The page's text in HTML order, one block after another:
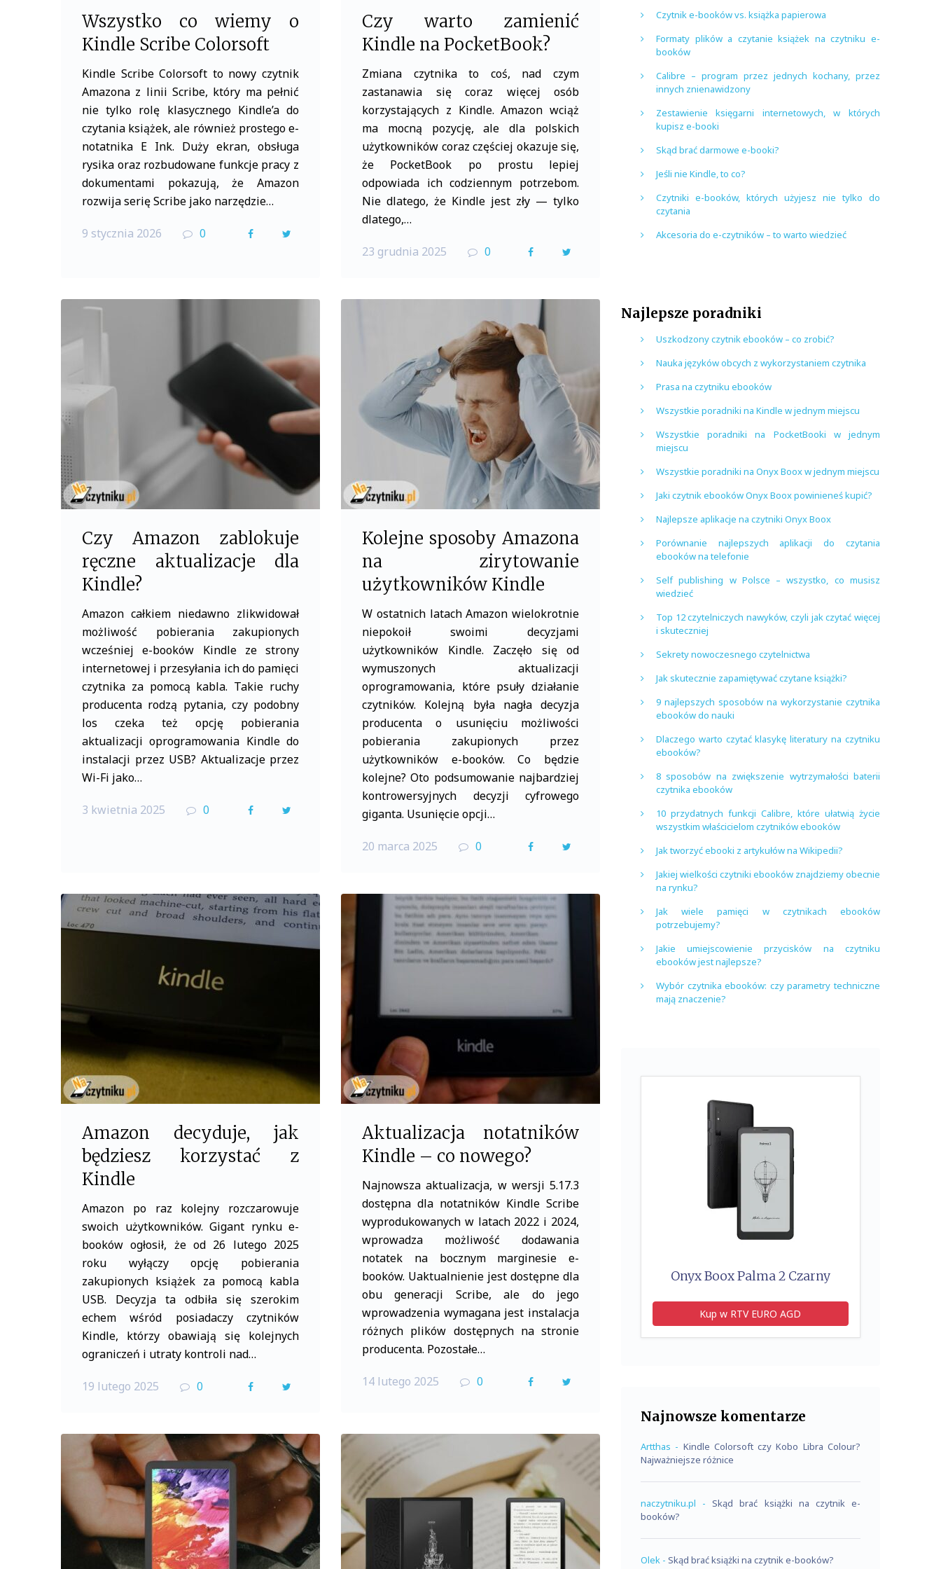
Wszystko co wiemy o
Kindle Scribe Colorsoft
Kindle Scribe Colorsoft to nowy czytnik
Amazona z linii Scribe, który ma pełnić
nie tylko rolę klasycznego Kindle’a do
czytania książek, ale również prostego e-
notatnika E Ink. Duży ekran, obsługa
rysika oraz rozbudowane funkcje pracy z
dokumentami pokazują, że Amazon
rozwija serię Scribe jako narzędzie…
9 stycznia 2026 0
F
o
e
r
Czy warto zamienić
Kindle na PocketBook?
Zmiana czytnika to coś, nad czym
zastanawia się coraz więcej osób
korzystających z Kindle. Amazon wciąż
ma mocną pozycję, ale dla polskich
użytkowników coraz częściej okazuje się,
że PocketBook po prostu lepiej
odpowiada ich codziennym potrzebom.
Nie dlatego, że Kindle jest zły — tylko
dlatego,…
23 grudnia 2025 0
F
c
e
b
o
i
e
Czy Amazon zablokuje
ręczne aktualizacje dla
Kindle?
Amazon całkiem niedawno zlikwidował
możliwość pobierania zakupionych
wcześniej e-booków Kindle ze strony
internetowej i przesyłania ich do pamięci
czytnika za pomocą kabla. Takie ruchy
producenta rodzą pytania, czy podobny
los czeka też opcję pobierania
aktualizacji oprogramowania Kindle do
instalacji przez USB? Aktualizacje przez
Wi-Fi jako…
3 kwietnia 2025 0
F
b
t
e
Kolejne sposoby Amazona
na zirytowanie
użytkowników Kindle
W ostatnich latach Amazon wielokrotnie
niepokoił swoimi decyzjami
użytkowników Kindle. Zaczęło się od
wymuszonych aktualizacji
oprogramowania, które psuły działanie
czytników. Kolejną była nagła decyzja
producenta o usunięciu możliwości
pobierania zakupionych przez
użytkowników e-booków. Co będzie
kolejne? Oto podsumowanie najbardziej
kontrowersyjnych decyzji cyfrowego
giganta. Usunięcie opcji…
20 marca 2025 0
F
c
e
b
o
k
i
Amazon decyduje, jak
będziesz korzystać z
Kindle
Amazon po raz kolejny rozczarowuje
swoich użytkowników. Gigant rynku e-
booków ogłosił, że od 26 lutego 2025
roku wyłączy opcję pobierania
zakupionych książek za pomocą kabla
USB. Decyzja ta odbiła się szerokim
echem wśród posiadaczy czytników
Kindle, którzy obawiają się kolejnych
ograniczeń i utraty kontroli nad…
19 lutego 2025 0
F
c
i
t
t
e
Aktualizacja notatników
Kindle – co nowego?
Najnowsza aktualizacja, w wersji 5.17.3
dostępna dla notatników Kindle Scribe
wyprodukowanych w latach 2022 i 2024,
wprowadza możliwość dodawania
notatek na bocznym marginesie e-
booków. Uaktualnienie jest dostępne dla
obu generacji Scribe, ale do jego
wprowadzenia wymagana jest instalacja
różnych plików dostępnych na stronie
producenta. Pozostałe…
14 lutego 2025 0
F
e
o
o
k
e
r
Czytnik e-booków vs. książka papierowa
Formaty plików a czytanie książek na czytniku e-
booków
Calibre – program przez jednych kochany, przez
innych znienawidzony
Zestawienie księgarni internetowych, w których
kupisz e-booki
Skąd brać darmowe e-booki?
Jeśli nie Kindle, to co?
Czytniki e-booków, których użyjesz nie tylko do
czytania
Akcesoria do e-czytników – to warto wiedzieć
Najlepsze poradniki
Uszkodzony czytnik ebooków – co zrobić?
Nauka języków obcych z wykorzystaniem czytnika
Prasa na czytniku ebooków
Wszystkie poradniki na Kindle w jednym miejscu
Wszystkie poradniki na PocketBooki w jednym
miejscu
Wszystkie poradniki na Onyx Boox w jednym miejscu
Jaki czytnik ebooków Onyx Boox powinieneś kupić?
Najlepsze aplikacje na czytniki Onyx Boox
Porównanie najlepszych aplikacji do czytania
ebooków na telefonie
Self publishing w Polsce – wszystko, co musisz
wiedzieć
Top 12 czytelniczych nawyków, czyli jak czytać więcej
i skuteczniej
Sekrety nowoczesnego czytelnictwa
Jak skutecznie zapamiętywać czytane książki?
9 najlepszych sposobów na wykorzystanie czytnika
ebooków do nauki
Dlaczego warto czytać klasykę literatury na czytniku
ebooków?
8 sposobów na zwiększenie wytrzymałości baterii
czytnika ebooków
10 przydatnych funkcji Calibre, które ułatwią życie
wszystkim właścicielom czytników ebooków
Jak tworzyć ebooki z artykułów na Wikipedii?
Jakiej wielkości czytniki ebooków znajdziemy obecnie
na rynku?
Jak wiele pamięci w czytnikach ebooków
potrzebujemy?
Jakie umiejscowienie przycisków na czytniku
ebooków jest najlepsze?
Wybór czytnika ebooków: czy parametry techniczne
mają znaczenie?
Onyx Boox Palma 2 Czarny
Kup w RTV EURO AGD
Najnowsze komentarze
Artthas - Kindle Colorsoft czy Kobo Libra Colour?
Najważniejsze różnice
naczytniku.pl - Skąd brać książki na czytnik e-
booków?
Olek - Skąd brać książki na czytnik e-booków?